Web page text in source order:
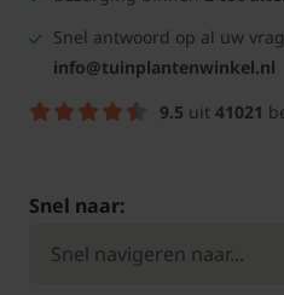
Snel antwoord op al uw
info@tuinplantenwinkel.nl
9.5 uit 41021
Snel naar: